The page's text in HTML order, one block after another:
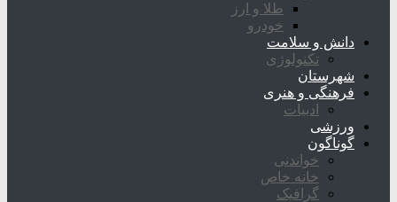
طلا و ارز
خودرو
دانش و سلامت
تکنولوژی
شهرستان
فرهنگی و هنری
ادبیات
ورزشی
گوناگون
خواندنی
خانه خاص
گرافیک